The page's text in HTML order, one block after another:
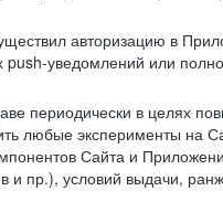
авторизацию в
push-уведомлений или
периодически в целях
любые эксперименты на
Сайта и
и пр.), условий выдачи,